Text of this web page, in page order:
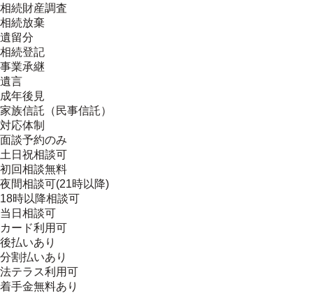
相続財産調査
相続放棄
遺留分
相続登記
事業承継
遺言
成年後見
家族信託（民事信託）
対応体制
面談予約のみ
土日祝相談可
初回相談無料
夜間相談可(21時以降)
18時以降相談可
当日相談可
カード利用可
後払いあり
分割払いあり
法テラス利用可
着手金無料あり